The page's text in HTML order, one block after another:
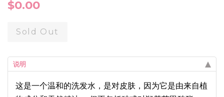
Regular
$0.00
Sold Out
说明
这是一个温和的洗发水，是对皮肤，因为它是由来自植